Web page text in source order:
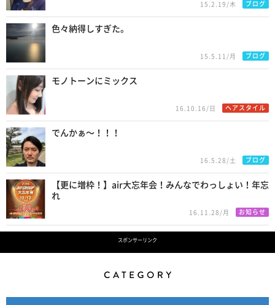
15.2.19/木 ブログ
色々納得しすぎた。
15.5.11/月 ブログ
モノトーンにミックス
16.10.16/日 ヘアスタイル
でんかぁ〜！！！
16.5.28/土 ブログ
【更に増枠！】air大忘年会！みんなでわっしょい！年忘
れ
16.11.28/月 お知らせ
スポンサーリンク